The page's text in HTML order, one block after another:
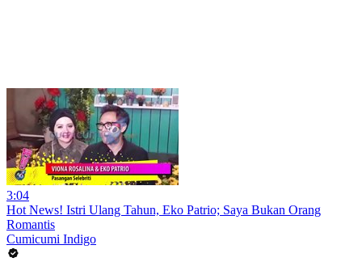
3:04
Hot News! Istri Ulang Tahun, Eko Patrio; Saya Bukan Orang
Romantis
Cumicumi Indigo